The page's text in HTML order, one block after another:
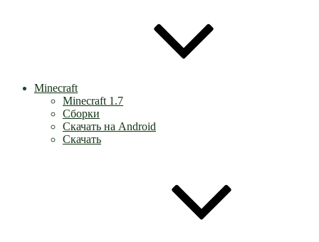
Minecraft
Minecraft 1.7
Сборки
Скачать на Android
Скачать